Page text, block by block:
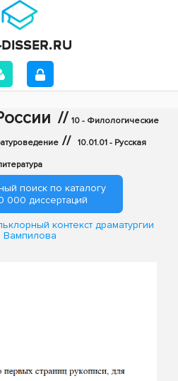
// 10 - Филологические
// 10.01.01 - Русская
поиск по каталогу
000 диссертаций
контекст драматургии
Вампилова